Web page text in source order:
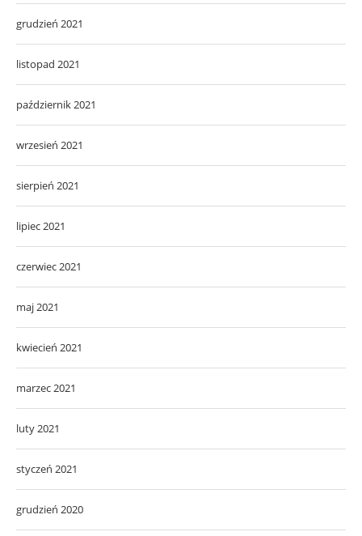
grudzień 2021
listopad 2021
październik 2021
wrzesień 2021
sierpień 2021
lipiec 2021
czerwiec 2021
maj 2021
kwiecień 2021
marzec 2021
luty 2021
styczeń 2021
grudzień 2020